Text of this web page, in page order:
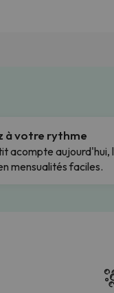
à votre rythme
acompte aujourd'hui,
mensualités faciles.